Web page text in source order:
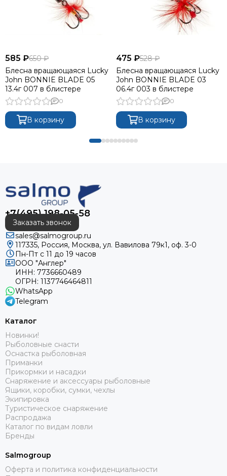
585 ₽650 ₽
Блесна вращающаяся Lucky
John BONNIE BLADE 05
13.4г 007 в блистере
0
В корзину
475 ₽528 ₽
Блесна вращающаяся Lucky
John BONNIE BLADE 03
06.4г 003 в блистере
0
В корзину
+7(495) 198-05-58
Заказать звонок
sales@salmogroup.ru
117335, Россия, Москва, ул. Вавилова 79к1, оф. 3-0
Пн-Пт с 11 до 19 часов
ООО "Англер"
ИНН: 7736660489
ОГРН: 1137746464811
WhatsApp
Telegram
Каталог
Новинки!
Рыболовные снасти
Оснастка рыболовная
Приманки
Прикормки и насадки
Снаряжение и аксессуары рыболовные
Ящики, коробки, сумки, чехлы
Экипировка
Туристическое снаряжение
Распродажа
Каталог по видам ловли
Бренды
Salmogroup
Оферта и политика конфиденциальности